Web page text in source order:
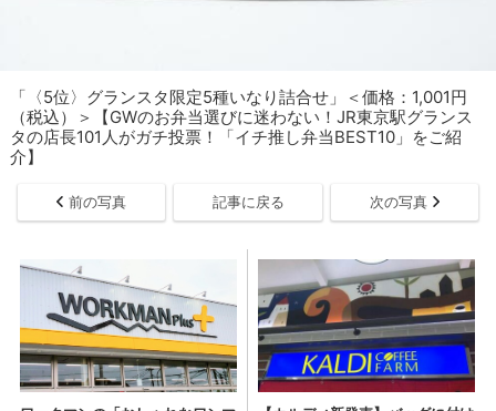
「〈5位〉グランスタ限定5種いなり詰合せ」＜価格：1,001円
（税込）＞【GWのお弁当選びに迷わない！JR東京駅グランス
タの店長101人がガチ投票！「イチ推し弁当BEST10」をご紹
介】
前の写真 記事に戻る 次の写真